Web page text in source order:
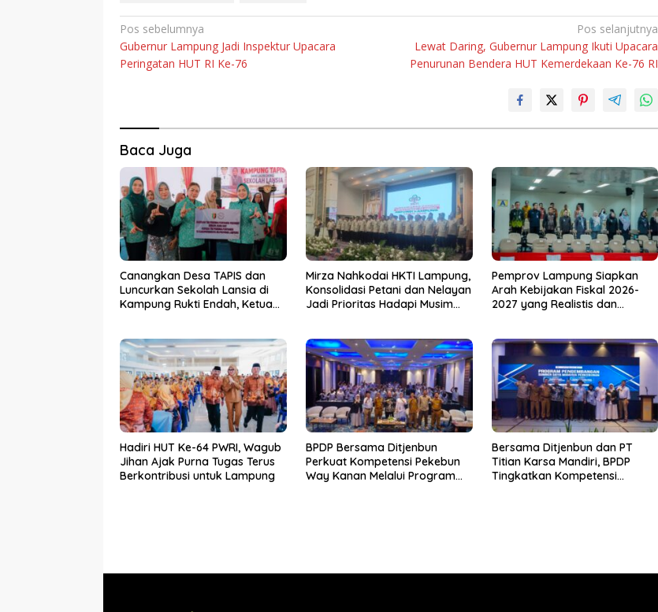
Navigasi
pos
Pos sebelumnya
Gubernur Lampung Jadi Inspektur Upacara
Peringatan HUT RI Ke-76
Pos selanjutnya
Lewat Daring, Gubernur Lampung Ikuti Upacara
Penurunan Bendera HUT Kemerdekaan Ke-76 RI
Baca Juga
Canangkan Desa TAPIS dan
Luncurkan Sekolah Lansia di
Kampung Rukti Endah, Ketua
dari Desa
Mirza Nahkodai HKTI Lampung,
Konsolidasi Petani dan Nelayan
Jadi Prioritas Hadapi Musim
Pemprov Lampung Siapkan
Arah Kebijakan Fiskal 2026-
2027 yang Realistis dan
Hadiri HUT Ke-64 PWRI, Wagub
Jihan Ajak Purna Tugas Terus
Berkontribusi untuk Lampung
BPDP Bersama Ditjenbun
Perkuat Kompetensi Pekebun
Way Kanan Melalui Program
Bersama Ditjenbun dan PT
Titian Karsa Mandiri, BPDP
Tingkatkan Kompetensi